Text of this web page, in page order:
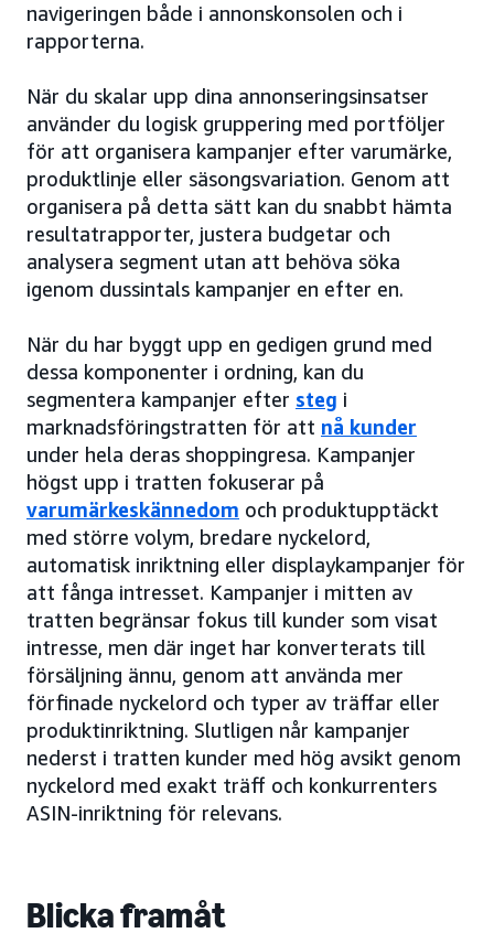
navigeringen både i annonskonsolen och i
rapporterna.
När du skalar upp dina annonseringsinsatser
använder du logisk gruppering med portföljer
för att organisera kampanjer efter varumärke,
produktlinje eller säsongsvariation. Genom att
organisera på detta sätt kan du snabbt hämta
resultatrapporter, justera budgetar och
analysera segment utan att behöva söka
igenom dussintals kampanjer en efter en.
När du har byggt upp en gedigen grund med
dessa komponenter i ordning, kan du
segmentera kampanjer efter steg i
marknadsföringstratten för att nå kunder
under hela deras shoppingresa. Kampanjer
högst upp i tratten fokuserar på
varumärkeskännedom och produktupptäckt
med större volym, bredare nyckelord,
automatisk inriktning eller displaykampanjer för
att fånga intresset. Kampanjer i mitten av
tratten begränsar fokus till kunder som visat
intresse, men där inget har konverterats till
försäljning ännu, genom att använda mer
förfinade nyckelord och typer av träffar eller
produktinriktning. Slutligen når kampanjer
nederst i tratten kunder med hög avsikt genom
nyckelord med exakt träff och konkurrenters
ASIN-inriktning för relevans.
Blicka framåt